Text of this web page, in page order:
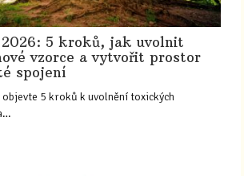
5 kroků, jak uvolnit
vzorce a vytvořit prostor
spojení
5 kroků k uvolnění toxických